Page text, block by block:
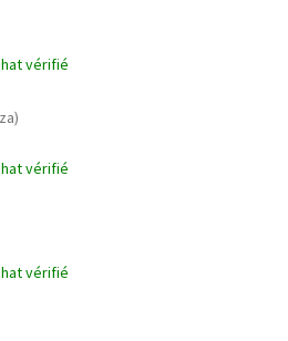
vérifié
vérifié
vérifié